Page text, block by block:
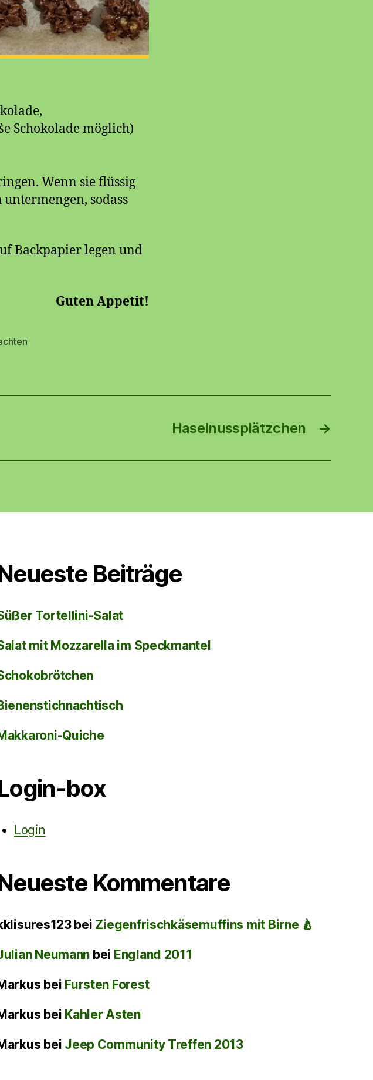
Schokolade möglich)
Wenn sie flüssig
sodass
Backpapier legen und
Guten Appetit!
→
Haselnussplätzchen
Beiträge
Tortellini-Salat
mit Mozzarella im Speckmantel
Quiche
box
Login
Kommentare
bei Ziegenfrischkäsemuffins mit Birne 🍐
Neumann bei England 2011
bei Fursten Forest
bei Kahler Asten
bei Jeep Community Treffen 2013